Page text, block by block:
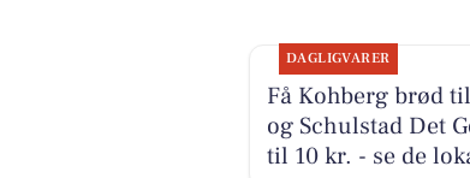
DAGLIGVARER
Få Kohberg brød
og Schulstad Det
til 10 kr. - se de